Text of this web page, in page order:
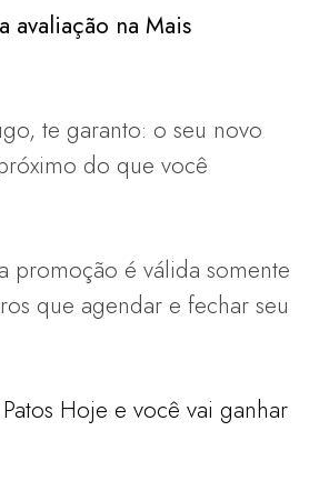
avaliação na Mais
te garanto: o seu novo
do que você
promoção é válida somente
que agendar e fechar seu
Hoje e você vai ganhar